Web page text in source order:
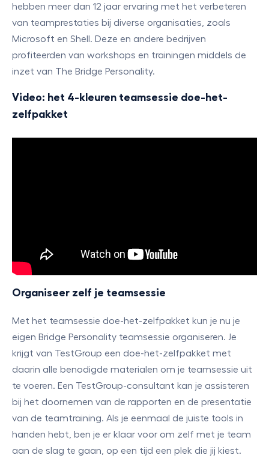
hebben meer dan 12 jaar ervaring met het verbeteren
van teamprestaties bij diverse organisaties, zoals
Microsoft en Shell. Deze en andere bedrijven
profiteerden van workshops en trainingen middels de
inzet van The Bridge Personality.
Video: het 4-kleuren teamsessie doe-het-
zelfpakket
Organiseer zelf je teamsessie
Met het teamsessie doe-het-zelfpakket kun je nu je
eigen Bridge Personality teamsessie organiseren. Je
krijgt van TestGroup een doe-het-zelfpakket met
daarin alle benodigde materialen om je teamsessie uit
te voeren. Een TestGroup-consultant kan je assisteren
bij het doornemen van de rapporten en de presentatie
van de teamtraining. Als je eenmaal de juiste tools in
handen hebt, ben je er klaar voor om zelf met je team
aan de slag te gaan, op een tijd een plek die jij kiest.